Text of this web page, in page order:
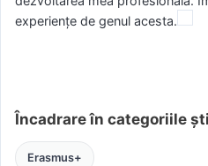
experiențe de genul acesta.
Încadrare în categoriile
Erasmus+